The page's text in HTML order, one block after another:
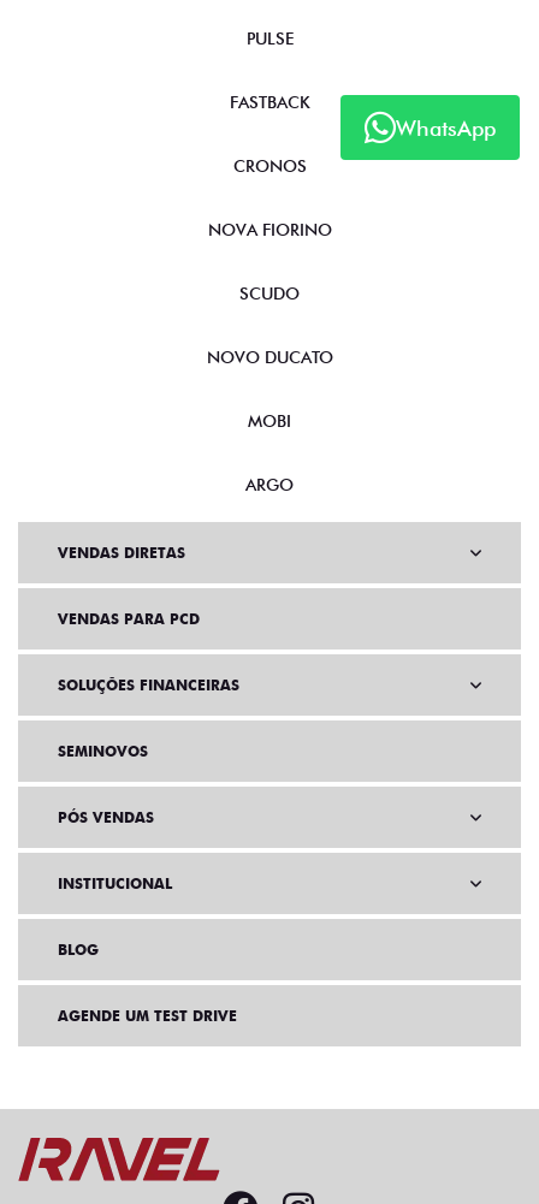
WhatsApp
PULSE
FASTBACK
CRONOS
NOVA FIORINO
SCUDO
NOVO DUCATO
MOBI
ARGO
VENDAS DIRETAS
VENDAS PARA PCD
SOLUÇÕES FINANCEIRAS
SEMINOVOS
PÓS VENDAS
INSTITUCIONAL
BLOG
AGENDE UM TEST DRIVE